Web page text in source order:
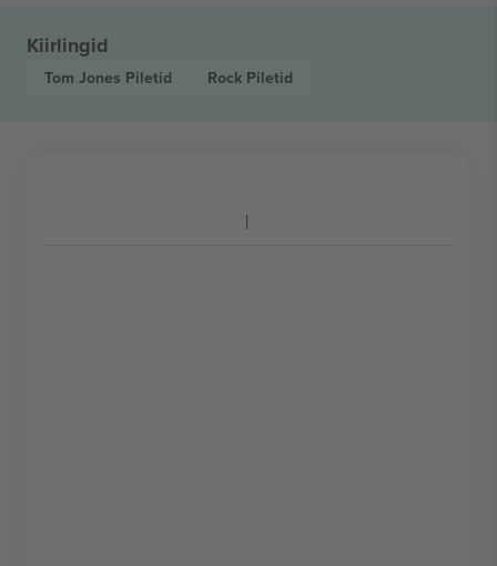
Kiirlingid
Tom Jones Piletid Rock Piletid